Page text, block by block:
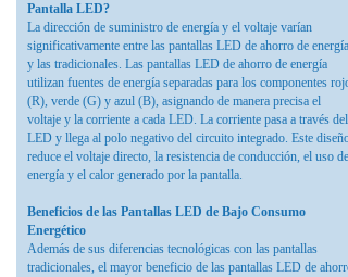
Pantalla LED?
La dirección de suministro de energía y el voltaje varían
significativamente entre las pantallas LED de ahorro de energía
y las tradicionales. Las pantallas LED de ahorro de energía
utilizan fuentes de energía separadas para los componentes rojo
(R), verde (G) y azul (B), asignando de manera precisa el
voltaje y la corriente a cada LED. La corriente pasa a través del
LED y llega al polo negativo del circuito integrado. Este diseño
reduce el voltaje directo, la resistencia de conducción, el uso de
energía y el calor generado por la pantalla.
Beneficios de las Pantallas LED de Bajo Consumo
Energético
Además de sus diferencias tecnológicas con las pantallas
tradicionales, el mayor beneficio de las pantallas LED de ahorro